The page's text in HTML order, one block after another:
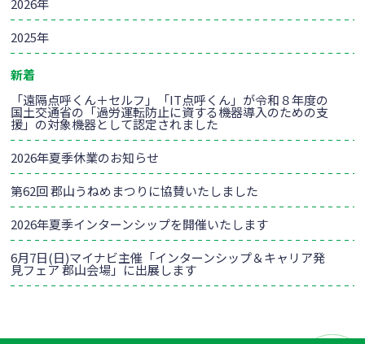
2026年
2025年
新着
「遠隔点呼くん＋セルフ」「IT点呼くん」が令和８年度の
国土交通省の「過労運転防止に資する機器導入のための支
援」の対象機器として認定されました
2026年夏季休業のお知らせ
第62回 郡山うねめまつりに協賛いたしました
2026年夏季インターンシップを開催いたします
6月7日(日)マイナビ主催「インターンシップ＆キャリア発
見フェア 郡山会場」に出展します